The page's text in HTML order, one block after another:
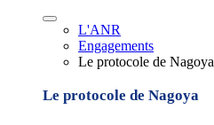
L'ANR
Engagements
Le protocole de Nagoya
Le protocole de Nagoya